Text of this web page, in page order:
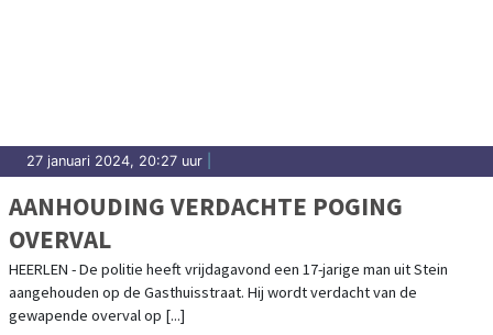
27 januari 2024, 20:27 uur
AANHOUDING VERDACHTE POGING
OVERVAL
HEERLEN - De politie heeft vrijdagavond een 17-jarige man uit Stein
aangehouden op de Gasthuisstraat. Hij wordt verdacht van de
gewapende overval op [...]